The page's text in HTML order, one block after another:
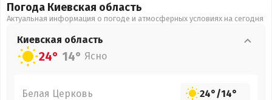
Погода Киевская область
Актуальная информация о погоде и атмосферных условиях на сегодня
Киевская область
24° 14° Ясно
Белая Церковь 24°/14°